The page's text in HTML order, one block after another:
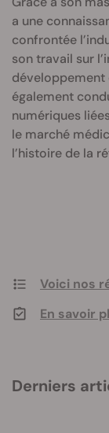
a une
confrontée
son travail sur
développement
également
numériques
le marché
l’histoire de la
Voici nos
En savoir
Derniers